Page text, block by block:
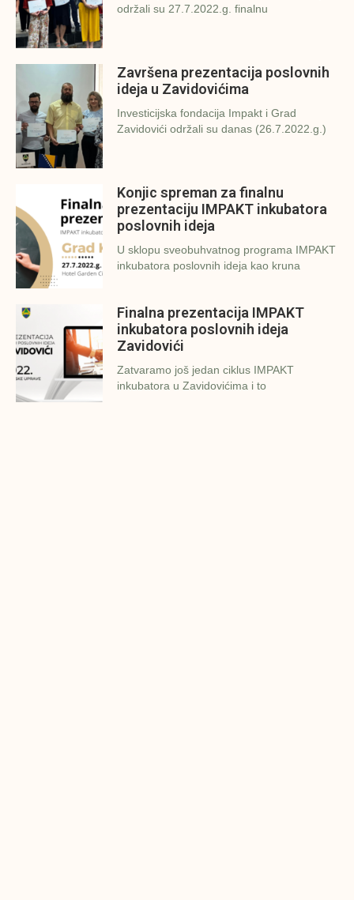
održali su 27.7.2022.g. finalnu
Završena prezentacija poslovnih
ideja u Zavidovićima
Investicijska fondacija Impakt i Grad
Zavidovići održali su danas (26.7.2022.g.)
Konjic spreman za finalnu
prezentaciju IMPAKT inkubatora
poslovnih ideja
U sklopu sveobuhvatnog programa IMPAKT
inkubatora poslovnih ideja kao kruna
Finalna prezentacija IMPAKT
inkubatora poslovnih ideja
Zavidovići
Zatvaramo još jedan ciklus IMPAKT
inkubatora u Zavidovićima i to